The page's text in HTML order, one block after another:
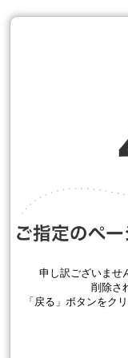
申し訳ございませ
削除さ
「戻る」ボタンをク